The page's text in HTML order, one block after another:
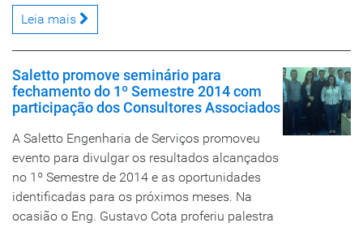
Leia mais
Saletto promove seminário para
fechamento do 1º Semestre 2014 com
participação dos Consultores Associados
A Saletto Engenharia de Serviços promoveu
evento para divulgar os resultados alcançados
no 1º Semestre de 2014 e as oportunidades
identificadas para os próximos meses. Na
ocasião o Eng. Gustavo Cota proferiu palestra